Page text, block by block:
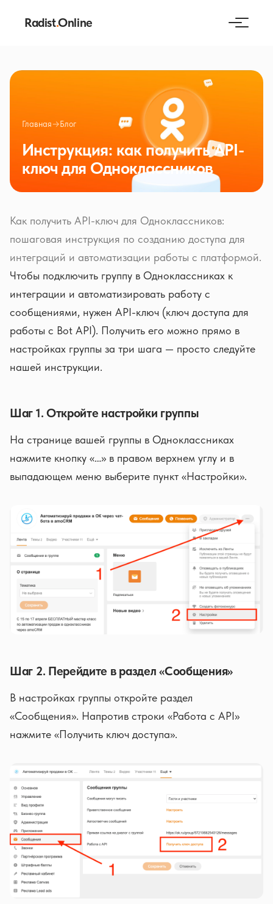
Radist.Online
Главная→Блог
Инструкция: как получить API-
ключ для Одноклассников
Как получить API-ключ для Одноклассников:
пошаговая инструкция по созданию доступа для
интеграций и автоматизации работы с платформой.
Чтобы подключить группу в Одноклассниках к
интеграции и автоматизировать работу с
сообщениями, нужен API-ключ (ключ доступа для
работы с Bot API). Получить его можно прямо в
настройках группы за три шага — просто следуйте
нашей инструкции.
Шаг 1. Откройте настройки группы
На странице вашей группы в Одноклассниках
нажмите кнопку «…» в правом верхнем углу и в
выпадающем меню выберите пункт «Настройки».
Шаг 2. Перейдите в раздел «Сообщения»
В настройках группы откройте раздел
«Сообщения». Напротив строки «Работа с API»
нажмите «Получить ключ доступа».